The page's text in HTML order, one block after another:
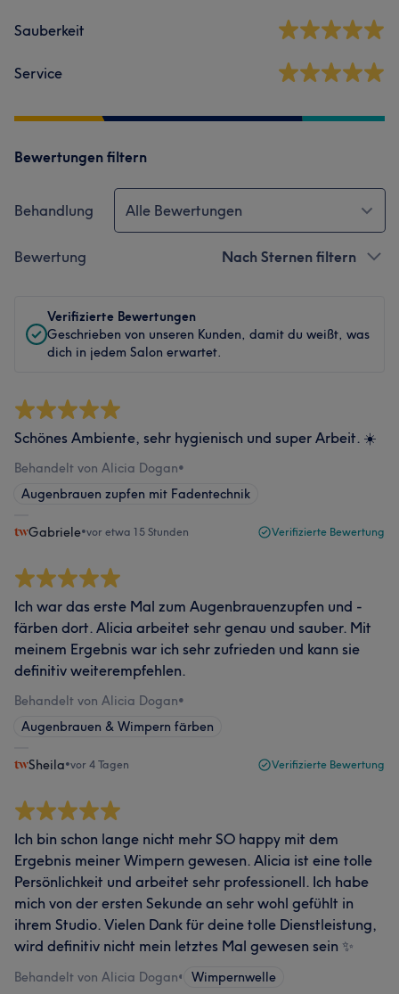
Sauberkeit
Service
Bewertungen filtern
Behandlung Alle Bewertungen
Bewertung Nach Sternen filtern
Verifizierte Bewertungen
Geschrieben von unseren Kunden, damit du weißt, was
dich in jedem Salon erwartet.
Schönes Ambiente, sehr hygienisch und super Arbeit. ☀️
Behandelt von Alicia Dogan•
Augenbrauen zupfen mit Fadentechnik
Gabriele•vor etwa 15 Stunden Verifizierte Bewertung
Ich war das erste Mal zum Augenbrauenzupfen und -
färben dort. Alicia arbeitet sehr genau und sauber. Mit
meinem Ergebnis war ich sehr zufrieden und kann sie
definitiv weiterempfehlen.
Behandelt von Alicia Dogan•
Augenbrauen & Wimpern färben
Sheila•vor 4 Tagen Verifizierte Bewertung
Ich bin schon lange nicht mehr SO happy mit dem
Ergebnis meiner Wimpern gewesen. Alicia ist eine tolle
Persönlichkeit und arbeitet sehr professionell. Ich habe
mich von der ersten Sekunde an sehr wohl gefühlt in
ihrem Studio. Vielen Dank für deine tolle Dienstleistung,
wird definitiv nicht mein letztes Mal gewesen sein ✨
Behandelt von Alicia Dogan• Wimpernwelle